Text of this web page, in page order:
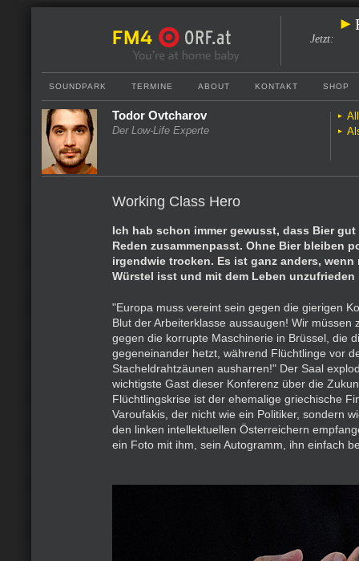
Jetzt:
SOUNDPARK TERMINE ABOUT KONTAKT SHOP
Todor Ovtcharov
Der Low-Life Experte
Working Class Hero
Ich hab schon immer gewusst, dass Bier
Reden zusammenpasst. Ohne Bier bleiben
irgendwie trocken. Es ist ganz anders, wenn
Würstel isst und mit dem Leben unzufrieden
"Europa muss vereint sein gegen die gierigen
Blut der Arbeiterklasse aussaugen! Wir müssen
gegen die korrupte Maschinerie in Brüssel, die
gegeneinander hetzt, während Flüchtlinge vor
Stacheldrahtzäunen ausharren!" Der Saal
wichtigste Gast dieser Konferenz über die
Flüchtlingskrise ist der ehemalige griechische
Varoufakis, der nicht wie ein Politiker, sondern
den linken intellektuellen Österreichern
ein Foto mit ihm, sein Autogramm, ihn einfach